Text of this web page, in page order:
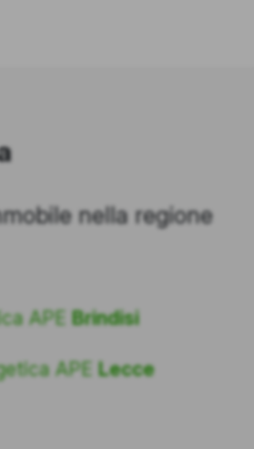
nella regione
APE Brindisi
APE Lecce